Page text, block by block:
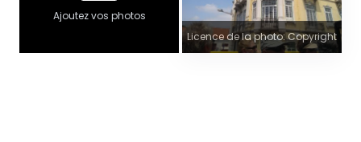
Ajoutez vos photos
Licence de la photo: Copyright